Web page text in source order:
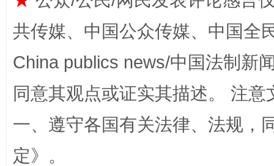
全民健身五年计划来了！等你上场
共传媒、中国公众传媒、中国全
China publics news/中国法制新
同意其观点或证实其描述。 注
一、遵守各国有关法律、法规，
定》。